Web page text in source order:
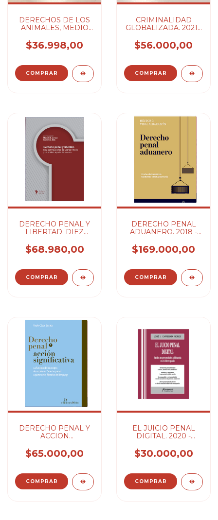
DERECHOS DE LOS
ANIMALES, MEDIO
DERECHO -
BUOMPADRE JORGE
$36.998,00
CRIMINALIDAD
GLOBALIZADA. 2021 -
$56.000,00
DERECHO PENAL Y
LIBERTAD. DIEZ
DE MICHAEL
PAWLIK. 2021 -
D.
$68.980,00
DERECHO PENAL
ADUANERO. 2018 -
$169.000,00
DERECHO PENAL Y
ACCION
FUNCION D -
BUSATO PAULO
$65.000,00
EL JUICIO PENAL
DIGITAL. 2020 -
JOSE I.
$30.000,00